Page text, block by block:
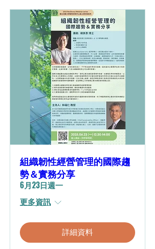
組織韌性經營管理的國際趨
勢＆實務分享
6月23日週一
更多資訊
詳細資料